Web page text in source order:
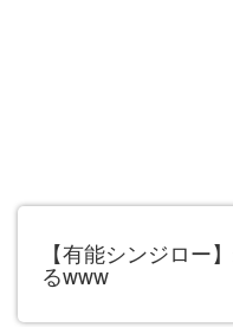
【有能シンジロー
るwww